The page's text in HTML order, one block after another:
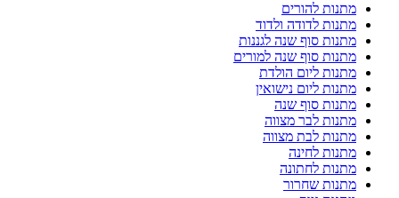
מתנות להורים
מתנות לדודה ולדוד
מתנות סוף שנה לגננות
מתנות סוף שנה למורים
מתנות ליום הולדת
מתנות ליום נישואין
מתנות סוף שנה
מתנות לבר מצווה
מתנות לבת מצווה
מתנות לחינה
מתנות לחתונה
מתנות שחרור